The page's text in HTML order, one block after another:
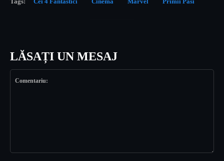
LĂSAȚI UN MESAJ